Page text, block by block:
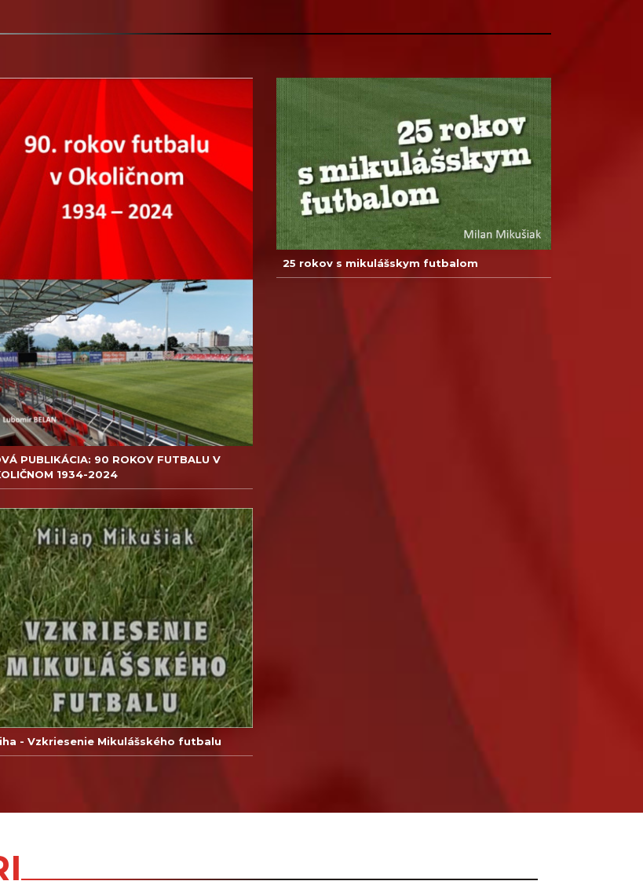
PUBLIKÁCIA: 90 ROKOV FUTBALU V
1934-2024
25 rokov s mikulášskym futbalom
- Vzkriesenie Mikulášského futbalu